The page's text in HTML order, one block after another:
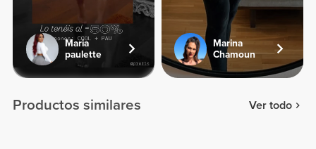
Maria
paulette
Marina
Chamoun
Productos similares Ver todo